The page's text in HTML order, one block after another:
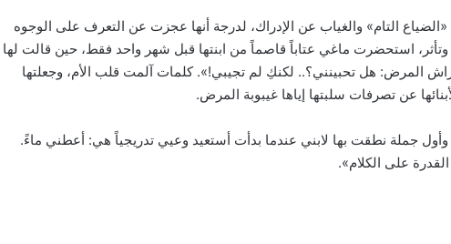
التام» والغياب عن الإدراك، لدرجة أنها عجزت عن التعرف على الوجوه
استحضرت ماغي عتاباً قاصماً من ابنتها قبل شهر واحد فقط، حين قالت لها
المرض: هل تحبينني؟.. لكنكِ لم تجيبي!». كلمات آلمت قلب الأم، وجعلتها
عن تصرفات سلبتها إياها غيبوبة المرض.
جملة نطقت بها لابني عندما بدأت أستعيد وعيي تدريجياً هي: أعطني ماءً.
على الكلام».